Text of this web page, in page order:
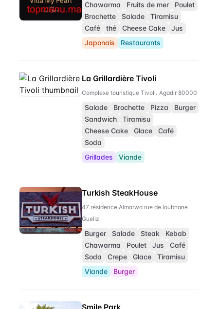
Chawarma
Fruits de mer
Poulet
Brochette
Salade
Tiramisu
Café
thé Cheese Cake
Jus
Japonais
Restaurants
La Grillardière Tivoli
Complexe touristique Tivoli، Agadir 80000
Salade Brochette Pizza
Burger
Sandwich
Tiramisu
Cheese Cake
Glace
Café
Soda
Grillades
Viande
Turkish SteakHouse
47 résidence Almarwa rue de loubnane
Gueliz
Burger Salade Steak
Kebab
Chawarma
Poulet Jus
Café
Soda
Crepe Glace
Tiramisu
Viande
Burger
Smile Park